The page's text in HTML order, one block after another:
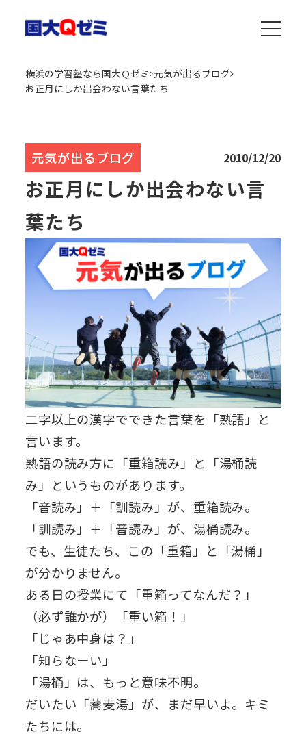
横浜の学習塾なら国大Ｑゼミ 元気が出るブログ
お正月にしか出会わない言葉たち
元気が出るブログ 2010/12/20
お正月にしか出会わない言
葉たち
二字以上の漢字でできた言葉を「熟語」と
言います。
熟語の読み方に「重箱読み」と「湯桶読
み」というものがあります。
「音読み」＋「訓読み」が、重箱読み。
「訓読み」＋「音読み」が、湯桶読み。
でも、生徒たち、この「重箱」と「湯桶」
が分かりません。
ある日の授業にて「重箱ってなんだ？」
（必ず誰かが）「重い箱！」
「じゃあ中身は？」
「知らなーい」
「湯桶」は、もっと意味不明。
だいたい「蕎麦湯」が、まだ早いよ。キミ
たちには。